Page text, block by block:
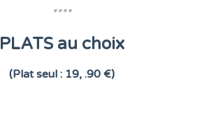
****
PLATS au choix
(Plat seul : 19, .90 €)